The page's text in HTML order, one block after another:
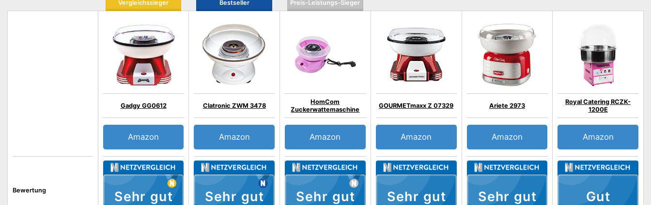
Bewertung
Vergleichssieger
Sehr gut
Gadgy GG0612
Amazon
Bestseller
Sehr gut
Clatronic ZWM 3478
Amazon
Preis-Leistungs-Sieger
Sehr gut
HomCom
Zuckerwattemaschine
Amazon
Sehr gut
GOURMETmaxx Z 07329
Amazon
Sehr gut
Ariete 2973
Amazon
Gut
Royal Catering RCZK-
1200E
Amazon